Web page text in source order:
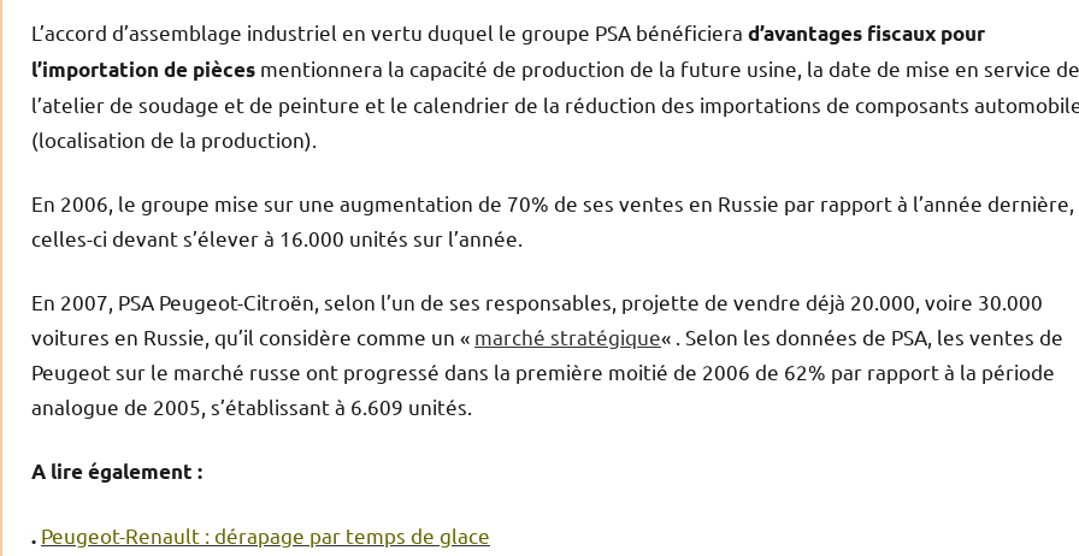
L’accord d’assemblage industriel en vertu duquel le groupe PSA bénéficiera d’avantages fiscaux pour
l’importation de pièces mentionnera la capacité de production de la future usine, la date de mise en service de
l’atelier de soudage et de peinture et le calendrier de la réduction des importations de composants
(localisation de la production).
En 2006, le groupe mise sur une augmentation de 70% de ses ventes en Russie par rapport à l’année dernière,
celles-ci devant s’élever à 16.000 unités sur l’année.
En 2007, PSA Peugeot-Citroën, selon l’un de ses responsables, projette de vendre déjà 20.000, voire 30.000
voitures en Russie, qu’il considère comme un « marché stratégique« . Selon les données de PSA, les ventes de
Peugeot sur le marché russe ont progressé dans la première moitié de 2006 de 62% par rapport à la période
analogue de 2005, s’établissant à 6.609 unités.
A lire également :
. Peugeot-Renault : dérapage par temps de glace